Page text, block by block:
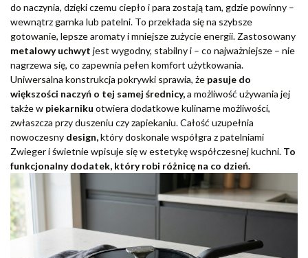
do naczynia, dzięki czemu ciepło i para zostają tam, gdzie powinny –
wewnątrz garnka lub patelni. To przekłada się na szybsze
gotowanie, lepsze aromaty i mniejsze zużycie energii. Zastosowany
metalowy uchwyt jest wygodny, stabilny i – co najważniejsze – nie
nagrzewa się, co zapewnia pełen komfort użytkowania.
Uniwersalna konstrukcja pokrywki sprawia, że pasuje do
większości naczyń o tej samej średnicy,a możliwość używania jej
także w piekarniku otwiera dodatkowe kulinarne możliwości,
zwłaszcza przy duszeniu czy zapiekaniu. Całość uzupełnia
nowoczesny design,który doskonale współgra z patelniami
Zwieger i świetnie wpisuje się w estetykę współczesnej kuchni. To
funkcjonalny dodatek, który robi różnicę na co dzień.